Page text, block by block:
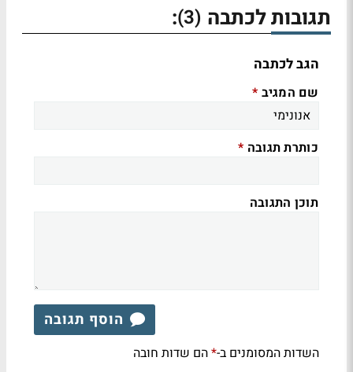
תגובות לכתבה (3)
:
הגב לכתבה
שם המגיב *
כותרת תגובה *
תוכן התגובה
הוסף תגובה
השדות המסומנים ב-*הם שדות חובה